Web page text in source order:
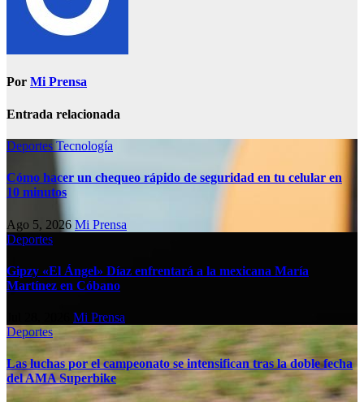
Por Mi Prensa
Entrada relacionada
Deportes Tecnología
Cómo hacer un chequeo rápido de seguridad en tu celular en
10 minutos
Ago 5, 2026 Mi Prensa
Deportes
Gipzy «El Ángel» Díaz enfrentará a la mexicana María
Martínez en Cóbano
Mi Prensa
Deportes
Las luchas por el campeonato se intensifican tras la doble fecha
del AMA Superbike